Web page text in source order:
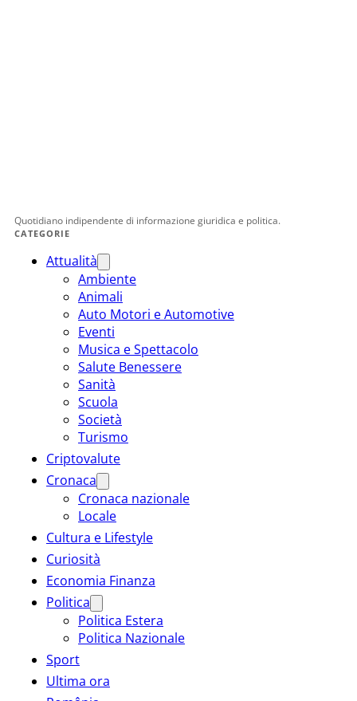
Quotidiano indipendente di informazione giuridica e politica.
CATEGORIE
Attualità
Ambiente
Animali
Auto Motori e Automotive
Eventi
Musica e Spettacolo
Salute Benessere
Sanità
Scuola
Società
Turismo
Criptovalute
Cronaca
Cronaca nazionale
Locale
Cultura e Lifestyle
Curiosità
Economia Finanza
Politica
Politica Estera
Politica Nazionale
Sport
Ultima ora